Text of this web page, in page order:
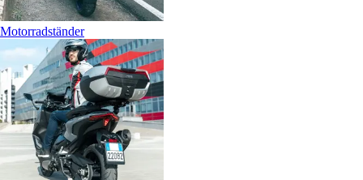
Motorradständer